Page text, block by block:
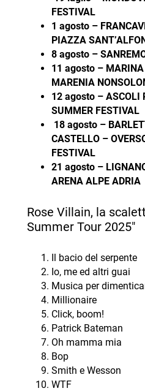
FESTIVAL
1 agosto –
PIAZZA
8 agosto –
11 agosto –
MARENIA
12 agosto – ASCOLI
SUMMER FESTIVAL
18 agosto –
CASTELLO –
FESTIVAL
21 agosto –
ARENA ALPE ADRIA
Rose Villain, la
Summer Tour 2025″
Il bacio del serpente
Io, me ed altri guai
Musica per
Millionaire
Click, boom!
Patrick Bateman
Oh mamma mia
Bop
Smith e Wesson
WTF